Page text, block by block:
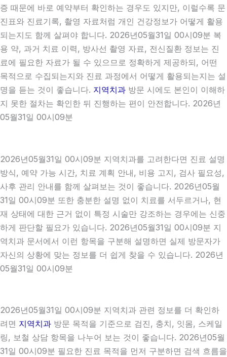
증 때문에 바로 예약부터 확인하는 경우도 있지만, 이럴수록 문
진표와 진료기록, 촬영 자료처럼 개인 건강정보가 어떻게 활용
되는지도 함께 살펴야 합니다. 2026년05월31일 00시09분 복
용 약, 과거 치료 이력, 방사선 촬영 자료, 전신질환 정보는 진
료에 필요한 자료가 될 수 있으므로 정확하게 제공하되, 어떤
목적으로 수집되는지와 진료 과정에서 어떻게 활용되는지는 설
명을 듣는 것이 좋습니다. 지역치과 방문 시에도 본인이 이해하
지 못한 절차는 확인한 뒤 진행하는 편이 안전합니다. 2026년
05월31일 00시09분
2026년05월31일 00시09분 지역치과를 고려한다면 진료 설명
방식, 예약 가능 시간, 치료 계획 안내, 비용 고지, 검사 필요성,
사후 관리 안내를 함께 살펴보는 것이 좋습니다. 2026년05월
31일 00시09분 또한 충분한 설명 없이 치료를 서두르거나, 현
재 상태에 대한 근거 없이 특정 시술만 강조하는 경우에는 신중
하게 판단할 필요가 있습니다. 2026년05월31일 00시09분 지
역치과 문서에서 이런 항목을 구분해 설명하면 실제 방문자가
자신의 상황에 맞는 정보를 더 쉽게 찾을 수 있습니다. 2026년
05월31일 00시09분
2026년05월31일 00시09분 지역치과 관련 정보를 더 확인하
려면 지역치과 방문 목적을 기준으로 검진, 충치, 잇몸, 스케일
링, 보철 상담 항목을 나누어 보는 것이 좋습니다. 2026년05월
31일 00시09분 필요한 진료 목적을 먼저 구분하면 검색 흐름을